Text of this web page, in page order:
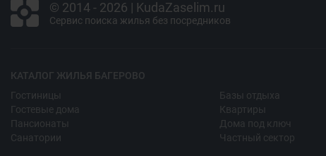
© 2014 - 2026 | KudaZaselim.ru
Сервис поиска жилья без посредников
КАТАЛОГ ЖИЛЬЯ БАГЕРОВО
Гостиницы
Гостевые дома
Пансионаты
Санатории
Базы отдыха
Квартиры
Дома под ключ
Частный сектор